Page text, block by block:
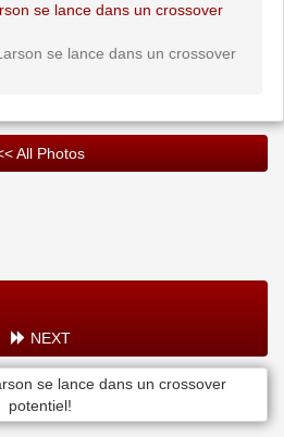
se lance dans un crossover
se lance dans un crossover
All Photos
NEXT